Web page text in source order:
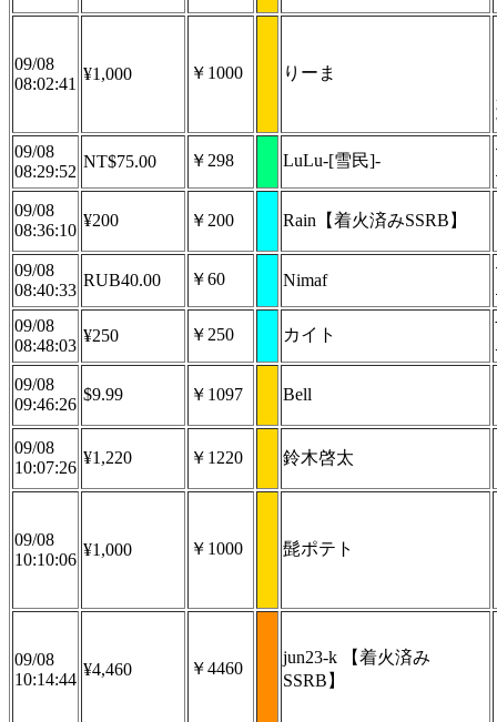
09/08
08:02:41
¥1,000 ￥1000 りーま
09/08
08:29:52
NT$75.00 ￥298 LuLu-[雪民]-
09/08
08:36:10
¥200 ￥200 Rain【着火済みSSRB】
09/08
08:40:33
RUB40.00 ￥60 Nimaf
09/08
08:48:03
¥250 ￥250 カイト
09/08
09:46:26
$9.99 ￥1097 Bell
09/08
10:07:26
¥1,220 ￥1220 鈴木啓太
09/08
10:10:06
¥1,000 ￥1000 髭ポテト
09/08
10:14:44
¥4,460 ￥4460
jun23-k 【着火済み
SSRB】